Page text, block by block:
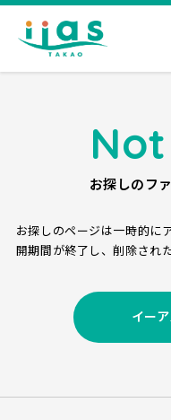
お探しのフ
お探しのページは一時的に
開期間が終了し、削除され
イー